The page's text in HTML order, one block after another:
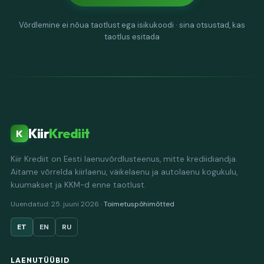
Võrdlemine ei nõua taotlust ega isikukoodi · sina otsustad, kas
taotlus esitada
K KiirKrediit
Kiir Krediit on Eesti laenuvõrdlusteenus, mitte krediidiandja.
Aitame võrrelda kiirlaenu, väikelaenu ja autolaenu kogukulu,
kuumakset ja KKM-d enne taotlust.
Uuendatud: 25. juuni 2026 ·Toimetuspõhimõtted
ET EN RU
LAENUTÜÜBID